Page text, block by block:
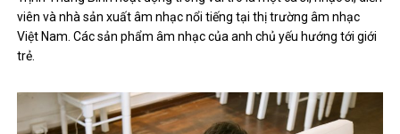
viên và nhà sản xuất âm nhạc nổi tiếng tại thị trường âm nhạc
Việt Nam. Các sản phẩm âm nhạc của anh chủ yếu hướng tới giới
trẻ.